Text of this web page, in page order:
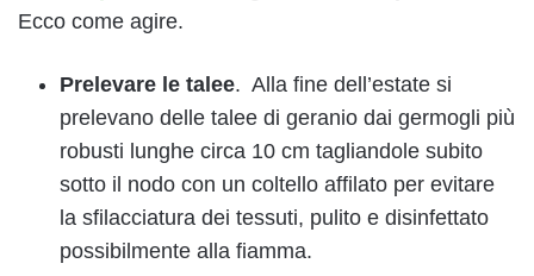
Ecco come agire.
Prelevare le talee. Alla fine dell’estate si
prelevano delle talee di geranio dai germogli più
robusti lunghe circa 10 cm tagliandole subito
sotto il nodo con un coltello affilato per evitare
la sfilacciatura dei tessuti, pulito e disinfettato
possibilmente alla fiamma.